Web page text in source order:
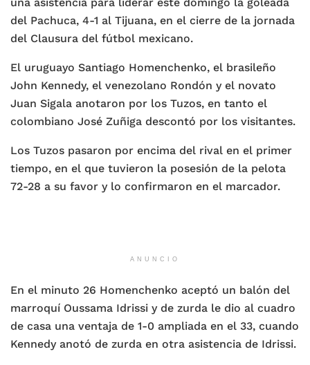
del Pachuca, 4-1 al Tijuana, en el cierre de la jornada
del Clausura del fútbol mexicano.
El uruguayo Santiago Homenchenko, el brasileño
John Kennedy, el venezolano Rondón y el novato
Juan Sigala anotaron por los Tuzos, en tanto el
colombiano José Zuñiga descontó por los visitantes.
Los Tuzos pasaron por encima del rival en el primer
tiempo, en el que tuvieron la posesión de la pelota
72-28 a su favor y lo confirmaron en el marcador.
ANUNCIO
En el minuto 26 Homenchenko aceptó un balón del
marroquí Oussama Idrissi y de zurda le dio al cuadro
de casa una ventaja de 1-0 ampliada en el 33, cuando
Kennedy anotó de zurda en otra asistencia de Idrissi.